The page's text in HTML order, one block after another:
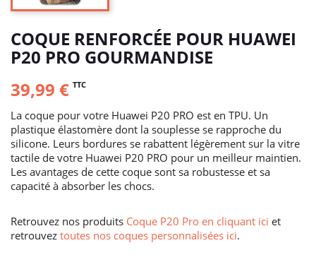
COQUE RENFORCÉE POUR HUAWEI
P20 PRO GOURMANDISE
39,99 € TTC
La coque pour votre Huawei P20 PRO est en TPU. Un
plastique élastomère dont la souplesse se rapproche du
silicone. Leurs bordures se rabattent légèrement sur la vitre
tactile de votre Huawei P20 PRO pour un meilleur maintien.
Les avantages de cette coque sont sa robustesse et sa
capacité à absorber les chocs.
Retrouvez nos produits Coque P20 Pro en cliquant ici et
retrouvez toutes nos coques personnalisées ici.